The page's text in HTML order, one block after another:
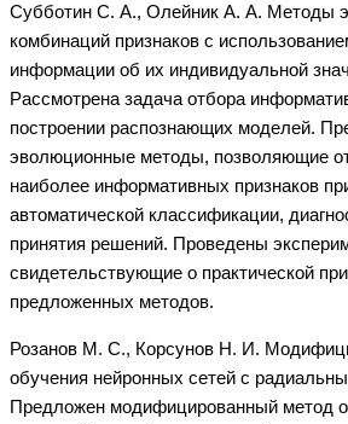
Субботин С. А., Олейник А. А. Методы
комбинаций признаков с
информации об их индивидуальной
Рассмотрена задача отбора
построении распознающих моделей.
эволюционные методы, позволяющие
наиболее информативных признаков
автоматической классификации,
принятия решений. Проведены
свидетельствующие о практической
предложенных методов.
Розанов М. С., Корсунов Н. И.
обучения нейронных сетей с
Предложен модифицированный метод